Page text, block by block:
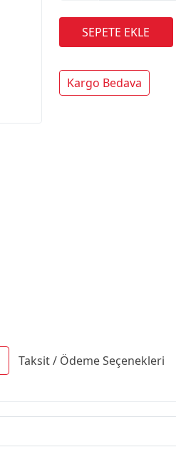
Kargo Bedava
Taksit / Ödeme Seçenekleri